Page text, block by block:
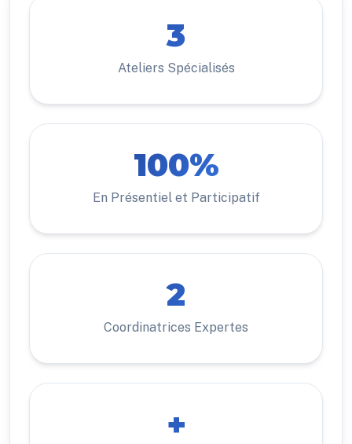
3
Ateliers Spécialisés
100%
En Présentiel et Participatif
2
Coordinatrices Expertes
+